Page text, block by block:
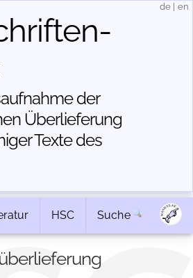
der
Über­lieferung
Texte des
de en
HSC Suche